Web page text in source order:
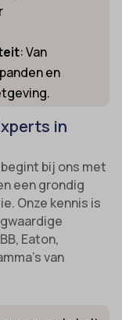
: Van
en
in
bij ons met
een grondig
Onze kennis is
Eaton,
van